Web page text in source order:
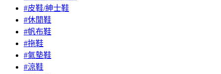
#皮鞋/紳士鞋
#休閒鞋
#帆布鞋
#拖鞋
#氣墊鞋
#涼鞋